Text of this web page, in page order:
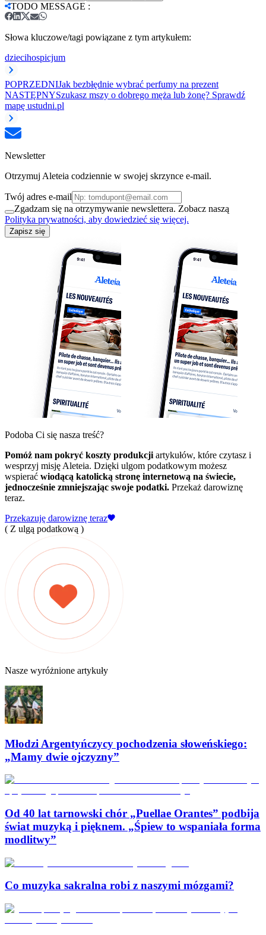
TODO MESSAGE :
Słowa kluczowe/tagi powiązane z tym artykułem:
dziecihospicjum
POPRZEDNIJak bezbłędnie wybrać perfumy na prezent
NASTĘPNYSzukasz mszy o dobrego męża lub żonę? Sprawdź
mapę ustudni.pl
Newsletter
Otrzymuj Aleteia codziennie w swojej skrzynce e-mail.
Twój adres e-mail
Zgadzam się na otrzymywanie newslettera. Zobacz naszą
Polityka prywatności, aby dowiedzieć się więcej.
Zapisz się
Podoba Ci się nasza treść?
Pomóż nam pokryć koszty produkcji artykułów, które czytasz i
wesprzyj misję Aleteia. Dzięki ulgom podatkowym możesz
wspierać wiodącą katolicką stronę internetową na świecie,
jednocześnie zmniejszając swoje podatki. Przekaż darowiznę
teraz.
Przekazuję darowiznę teraz
( Z ulgą podatkową )
Nasze wyróżnione artykuły
Młodzi Argentyńczycy pochodzenia słoweńskiego:
„Mamy dwie ojczyzny”
Od 40 lat tarnowski chór „Puellae Orantes” podbija
świat muzyką i pięknem. „Śpiew to wspaniała forma
modlitwy”
Co muzyka sakralna robi z naszymi mózgami?